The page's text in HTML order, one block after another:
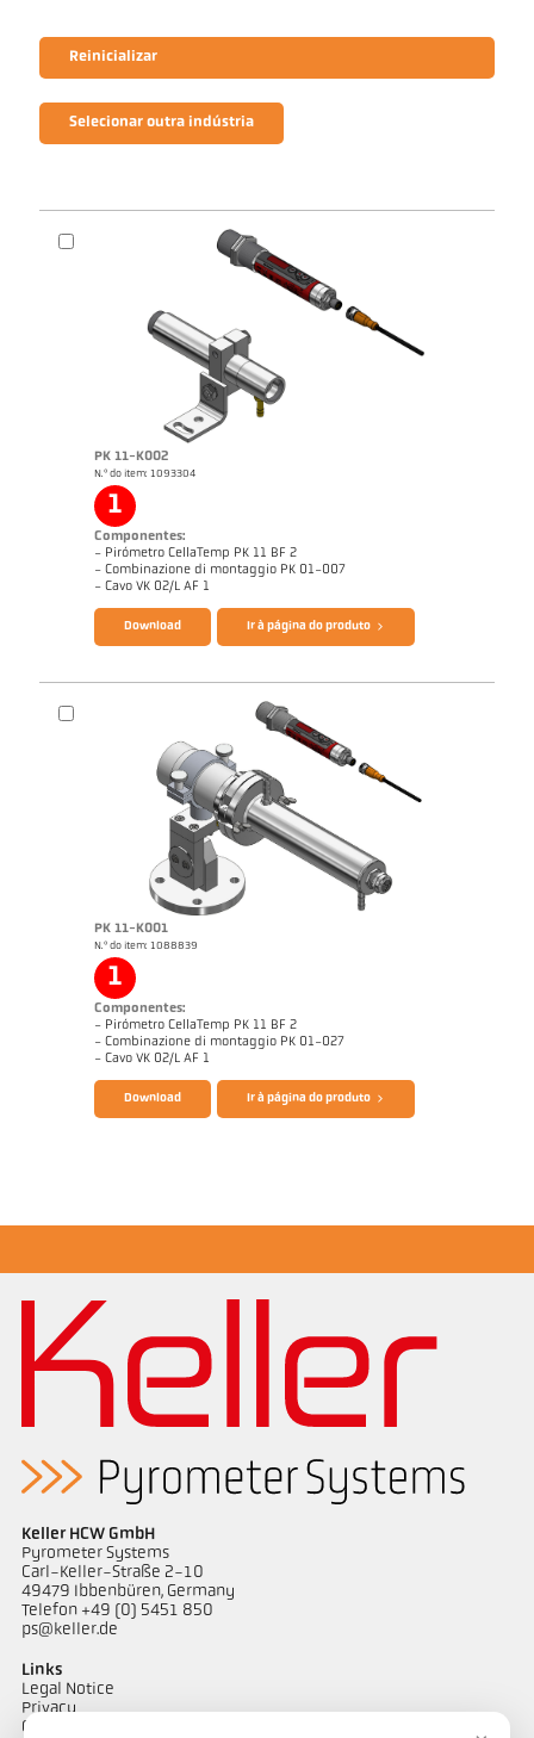
Reinicializar
Selecionar outra indústria
PK 11-K002
N.º do item: 1093304
1
Componentes:
- Pirómetro CellaTemp PK 11 BF 2
- Combinazione di montaggio PK 01-007
- Cavo VK 02/L AF 1
Catálogo CellaTemp PK PKF PKL
Download Ir à página do produto
PK 11-K001
N.º do item: 1088839
1
Componentes:
- Pirómetro CellaTemp PK 11 BF 2
- Combinazione di montaggio PK 01-027
- Cavo VK 02/L AF 1
Download Ir à página do produto
Keller HCW GmbH
Pyrometer Systems
Carl-Keller-Straße 2-10
49479 Ibbenbüren, Germany
Telefon +49 (0) 5451 850
ps@keller.de
Links
Legal Notice
Privacy
GTC